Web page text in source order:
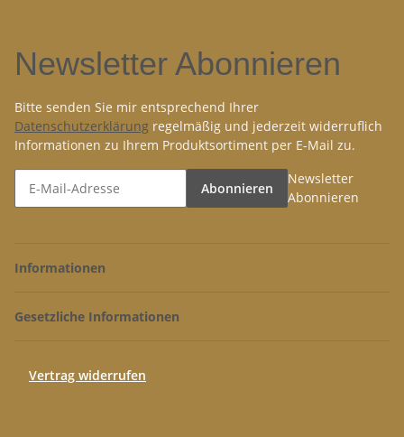
Newsletter Abonnieren
Bitte senden Sie mir entsprechend Ihrer
Datenschutzerklärung regelmäßig und jederzeit widerruflich
Informationen zu Ihrem Produktsortiment per E-Mail zu.
Abonnieren
Newsletter
Abonnieren
Informationen
Gesetzliche Informationen
Vertrag widerrufen